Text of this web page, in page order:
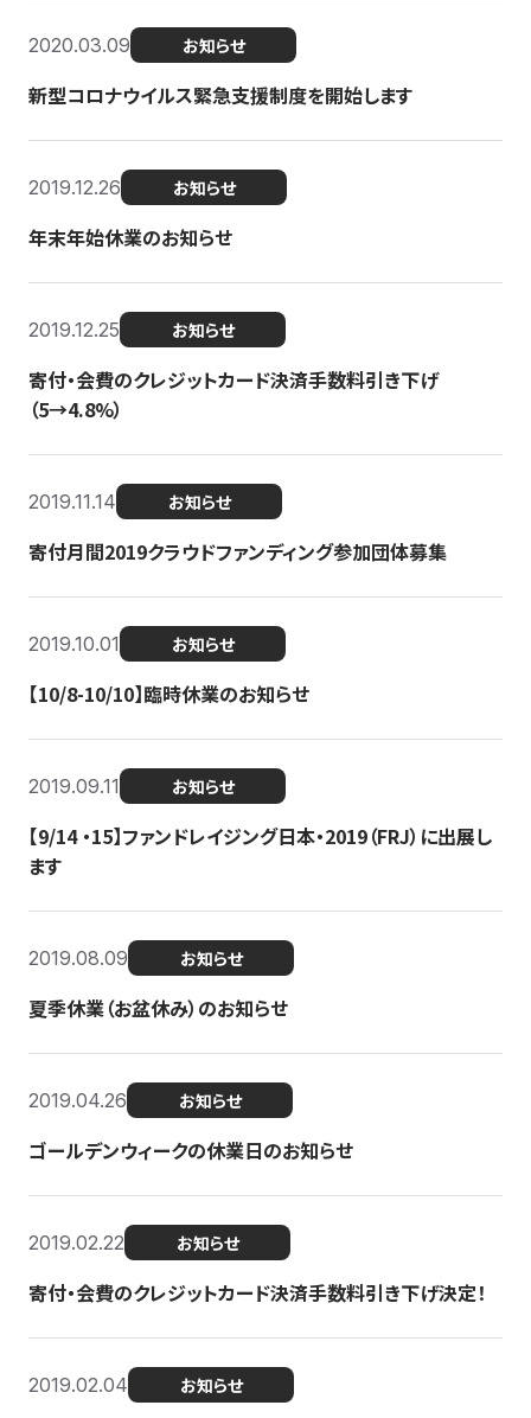
2020.03.09 お知らせ
新型コロナウイルス緊急支援制度を開始します
2019.12.26 お知らせ
年末年始休業のお知らせ
2019.12.25 お知らせ
寄付・会費のクレジットカード決済手数料引き下げ
（5→4.8%）
2019.11.14 お知らせ
寄付月間2019クラウドファンディング参加団体募集
2019.10.01 お知らせ
【10/8-10/10】臨時休業のお知らせ
2019.09.11 お知らせ
【9/14 ・15】ファンドレイジング日本・2019（FRJ）に出展し
ます
2019.08.09 お知らせ
夏季休業（お盆休み）のお知らせ
2019.04.26 お知らせ
ゴールデンウィークの休業日のお知らせ
2019.02.22 お知らせ
寄付・会費のクレジットカード決済手数料引き下げ決定！
2019.02.04 お知らせ